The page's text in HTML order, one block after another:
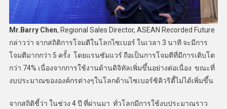
Mr.Barry Chen, Regional Sales Director, ASEAN Recorded Future
กล่าวว่า จากสถิติการโจมตีในโลกไซเบอร์ ในเวลา 3 นาที จะมีการ
โจมตีมากกว่า 5 ครั้ง โดยแรนซัมแวร์ ถือเป็นการโจมตีที่มีการเติบโต
กว่า 74% เนื่องจากการใช้งานด้านดิจิทัลเพิ่มขึ้นอย่างต่อเนื่อง ขณะที่
งบประมาณขององค์กรต่างๆในโลกด้านไซเบอร์ซิคิวริตี้ไม่ได้เพิ่มขึ้น
จากสถิติชี้ว่า ในช่วง 4 ปี ที่ผ่านมา ทั่วโลกมีการใช้งบประมาณราว